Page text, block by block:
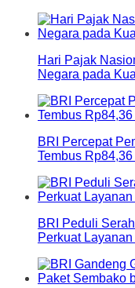
Hari Pajak
Negara pada
BRI Percepat
Tembus
BRI Peduli
Perkuat